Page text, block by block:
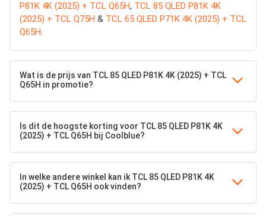
P81K 4K (2025) + TCL Q65H, TCL 85 QLED P81K 4K
(2025) + TCL Q75H & TCL 65 QLED P71K 4K (2025) + TCL
Q65H.
Wat is de prijs van TCL 85 QLED P81K 4K (2025) + TCL
Q65H in promotie?
Is dit de hoogste korting voor TCL 85 QLED P81K 4K
(2025) + TCL Q65H bij Coolblue?
In welke andere winkel kan ik TCL 85 QLED P81K 4K
(2025) + TCL Q65H ook vinden?